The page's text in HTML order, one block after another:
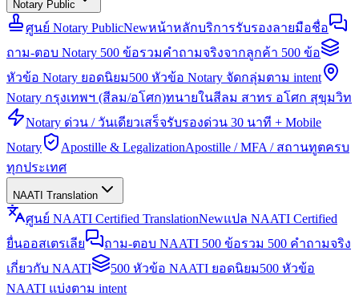
Notary Public
ศูนย์ Notary PublicNewหน้าหลักบริการรับรองลายมือชื่อ
ถาม-ตอบ Notary 500 ข้อรวมคำถามจริงจากลูกค้า 500 ข้อ
หัวข้อ Notary ยอดนิยม500 หัวข้อ Notary จัดกลุ่มตาม intent
Notary กรุงเทพฯ (สีลม/อโศก)ทนายในสีลม สาทร อโศก สุขุมวิท
Notary ด่วน / วันเดียวเสร็จรับรองด่วน 30 นาที + Mobile
Notary
Apostille & LegalizationApostille / MFA / สถานทูตครบ
ทุกประเทศ
NAATI Translation
ศูนย์ NAATI Certified TranslationNewแปล NAATI Certified
ยื่นออสเตรเลีย
ถาม-ตอบ NAATI 500 ข้อรวม 500 คำถามจริง
เกี่ยวกับ NAATI
500 หัวข้อ NAATI ยอดนิยม500 หัวข้อ
NAATI แบ่งตาม intent